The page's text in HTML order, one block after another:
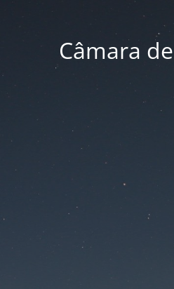
Câmara